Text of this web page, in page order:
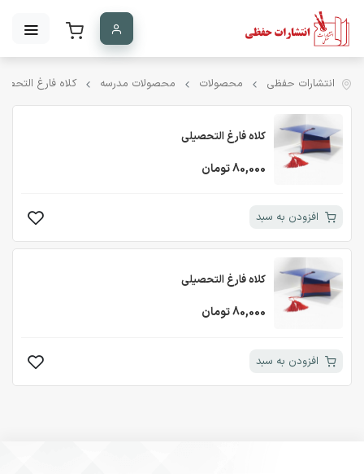
انتشارات حفظی محصولات محصولات مدرسه کلاه فارغ
کلاه فارغ التحصیلی
80,000 تومان
افزودن به سبد
کلاه فارغ التحصیلی
80,000 تومان
افزودن به سبد